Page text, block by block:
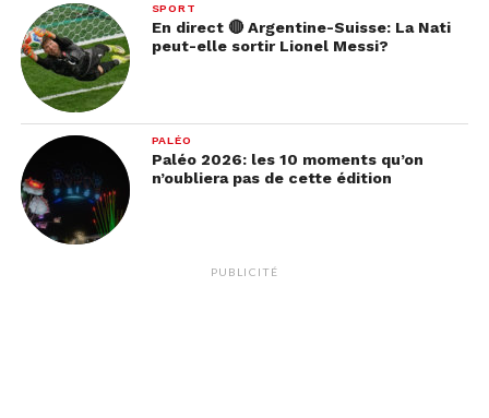
SPORT
En direct 🔴 Argentine-Suisse: La Nati
peut-elle sortir Lionel Messi?
PALÉO
Paléo 2026: les 10 moments qu’on
n’oubliera pas de cette édition
PUBLICITÉ